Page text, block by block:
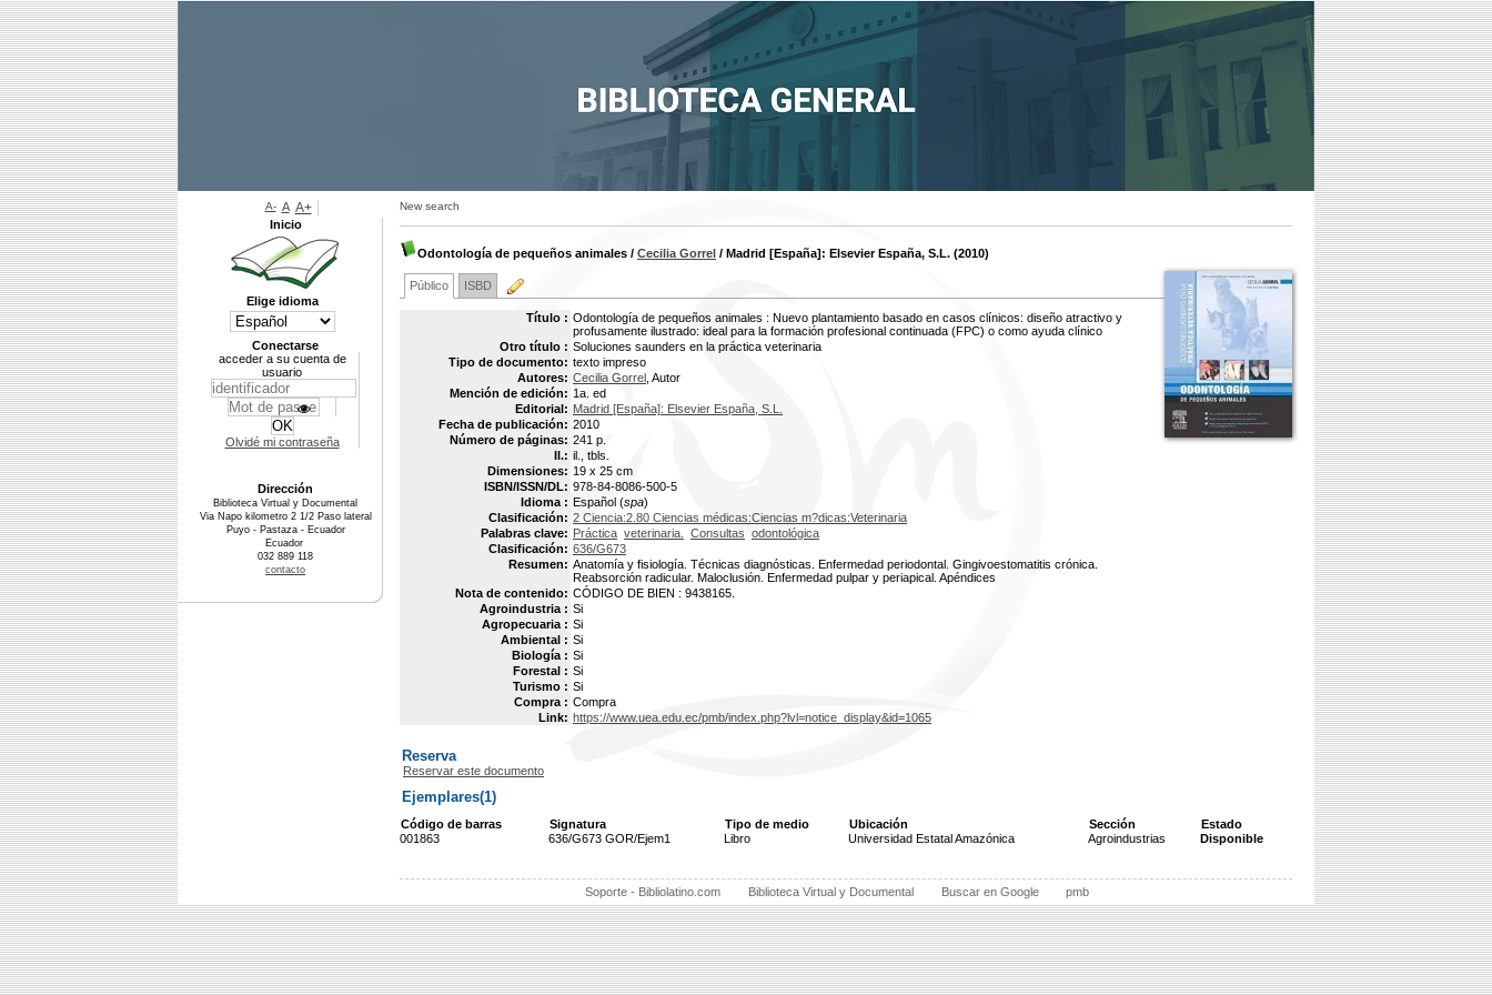
New search
Odontología de pequeños animales / Cecilia Gorrel / Madrid [España]: Elsevier España, S.L. (2010)
Público ISBD
Título : Odontología de pequeños animales : Nuevo plantamiento basado en casos clínicos: diseño atractivo y
profusamente ilustrado: ideal para la formación profesional continuada (FPC) o como ayuda clínico
Otro título : Soluciones saunders en la práctica veterinaria
Tipo de documento: texto impreso
Autores: Cecilia Gorrel , Autor
Mención de edición: 1a. ed
Editorial: Madrid [España]: Elsevier España, S.L.
Fecha de publicación: 2010
Número de páginas: 241 p.
Il.: il., tbls.
Dimensiones: 19 x 25 cm
ISBN/ISSN/DL: 978-84-8086-500-5
Idioma : Español (spa)
Clasificación: 2 Ciencia:2.80 Ciencias médicas:Ciencias m?dicas:Veterinaria
Palabras clave: Práctica veterinaria. Consultas odontológica
Clasificación: 636/G673
Resumen: Anatomía y fisiología. Técnicas diagnósticas. Enfermedad periodontal. Gingivoestomatitis crónica.
Reabsorción radicular. Maloclusión. Enfermedad pulpar y periapical. Apéndices
Nota de contenido: CÓDIGO DE BIEN : 9438165.
Agroindustria : Si
Agropecuaria : Si
Ambiental : Si
Biología : Si
Forestal : Si
Turismo : Si
Compra : Compra
Link: https://www.uea.edu.ec/pmb/index.php?lvl=notice_display&id=1065
Reserva
Reservar este documento
Ejemplares(1)
Código de barras Signatura Tipo de medio Ubicación Sección
Estado
001863
636/G673 GOR/Ejem1 Libro Universidad Estatal Amazónica Agroindustrias Disponible
Soporte - Bibliolatino.com Biblioteca Virtual y Documental Buscar en Google pmb
A- A A+
Inicio
Elige idioma
Conectarse
acceder a su cuenta de
usuario
Olvidé mi contraseña
Dirección
Biblioteca Virtual y Documental
Via Napo kilometro 2 1/2 Paso lateral
Puyo - Pastaza - Ecuador
Ecuador
032 889 118
contacto